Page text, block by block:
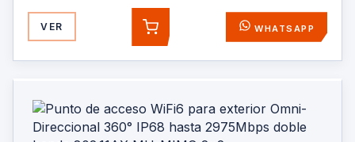
VER AGREGAR WHATSAPP